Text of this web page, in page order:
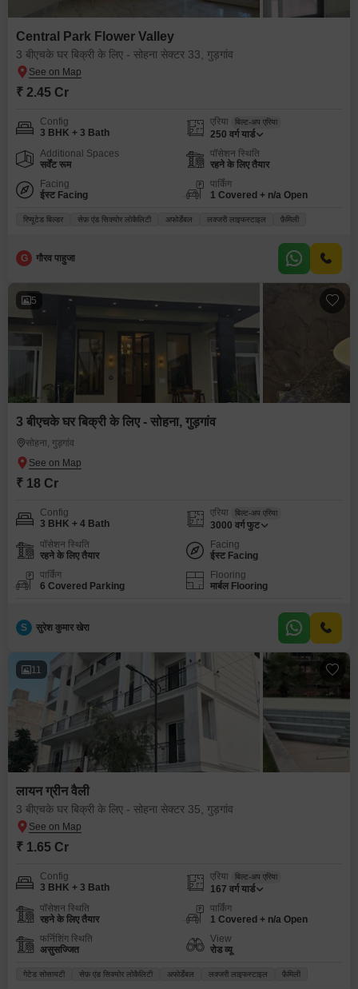
Central Park Flower Valley
3 बीएचके घर बिक्री के लिए - सोहना सेक्टर 33, गुड़गांव
₹ 2.45 Cr
Config
3 BHK + 3 Bath
एरिया बिल्ट-अप एरिया
250 वर्ग यार्ड
Additional Spaces
सर्वेंट रूम
पॉसेशन स्थिति
रहने के लिए तैयार
Facing
ईस्ट Facing
पार्किंग
1 Covered + n/a Open
रिप्यूटेड बिल्डर सेफ़ एंड सिक्योर लोकैलिटी अफोर्डेबल लक्जरी लाइफस्टाइल फ़ैमिली
G गौरव पाहुजा
5
3 बीएचके घर बिक्री के लिए - सोहना, गुड़गांव
सोहना, गुड़गांव
₹ 18 Cr
Config
3 BHK + 4 Bath
एरिया बिल्ट-अप एरिया
3000 वर्ग फुट
पॉसेशन स्थिति
रहने के लिए तैयार
Facing
ईस्ट Facing
पार्किंग
6 Covered Parking
Flooring
मार्बल Flooring
S सुरेश कुमार खेरा
11
लायन ग्रीन वैली
3 बीएचके घर बिक्री के लिए - सोहना सेक्टर 35, गुड़गांव
₹ 1.65 Cr
Config
3 BHK + 3 Bath
एरिया बिल्ट-अप एरिया
167 वर्ग यार्ड
पॉसेशन स्थिति
रहने के लिए तैयार
पार्किंग
1 Covered + n/a Open
फर्निशिंग स्थिति
असुसज्जित
View
रोड व्यू
गेटेड सोसायटी सेफ़ एंड सिक्योर लोकैलिटी अफोर्डेबल लक्जरी लाइफस्टाइल फ़ैमिली